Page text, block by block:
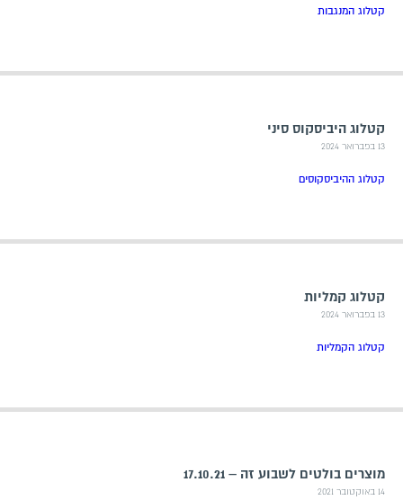
קטלוג המנגבות
קטלוג היביסקוס סיני
13 בפברואר 2024
קטלוג ההיביסקוסים
קטלוג קמליות
13 בפברואר 2024
קטלוג הקמליות
מוצרים בולטים לשבוע זה – 17.10.21
14 באוקטובר 2021